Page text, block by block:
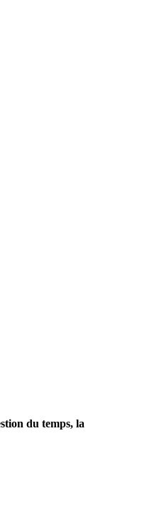
du temps, la